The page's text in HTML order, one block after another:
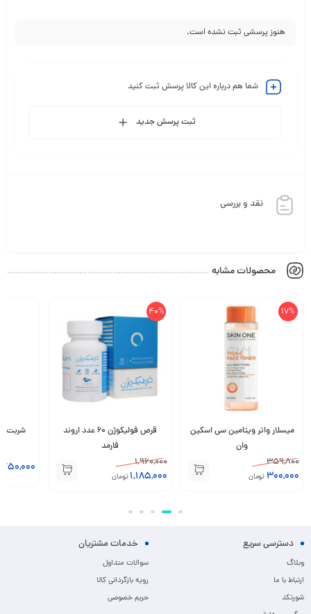
هنوز پرسشی ثبت نشده است.
شما هم درباره این کالا پرسش ثبت کنید
ثبت پرسش جدید
نقد و بررسی
محصولات مشابه
17%
میسلار واتر ویتامین سی اسکین
وان
359,800
300,000 تومان
40%
قرص فولیکوژن 60 عدد اروند
فارمد
1,960,000
1,185,000 تومان
دسترسی سریع
وبلاگ
ارتباط با ما
شورتکد
خدمات مشتریان
سوالات متداول
رویه بازگردانی کالا
حریم خصوصی